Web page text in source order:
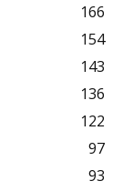
166
154
143
136
122
97
93